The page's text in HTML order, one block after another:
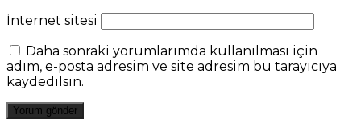
İnternet sitesi
Daha sonraki yorumlarımda kullanılması için
adım, e-posta adresim ve site adresim bu tarayıcıya
kaydedilsin.